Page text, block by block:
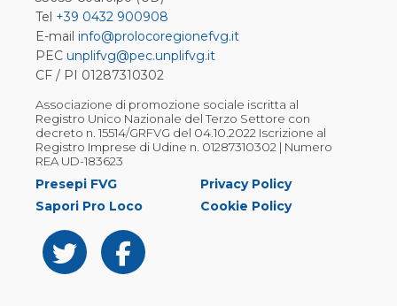
Tel +39 0432 900908
E-mail info@prolocoregionefvg.it
PEC unplifvg@pec.unplifvg.it
CF / PI 01287310302
Associazione di promozione sociale iscritta al
Registro Unico Nazionale del Terzo Settore con
decreto n. 15514/GRFVG del 04.10.2022 Iscrizione al
Registro Imprese di Udine n. 01287310302 | Numero
REA UD-183623
Presepi FVG
Sapori Pro Loco
Privacy Policy
Cookie Policy